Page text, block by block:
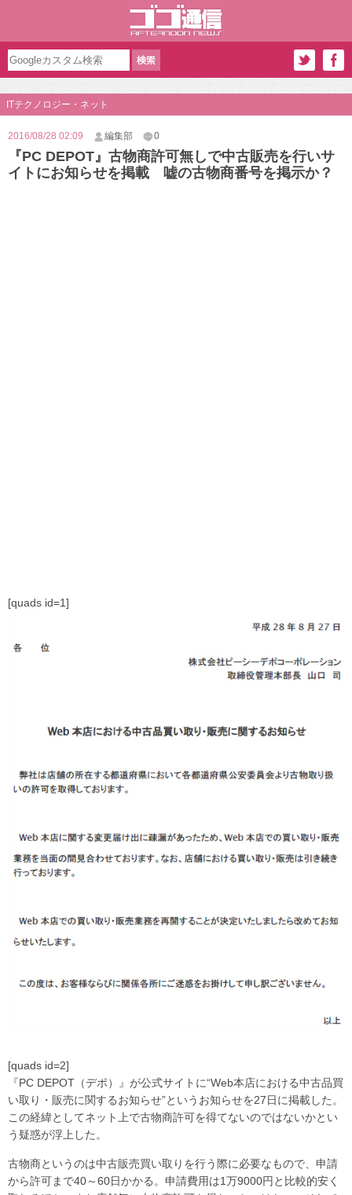
ITテクノロジー・ネット
2016/08/28 02:09 編集部 0
『PC DEPOT』古物商許可無しで中古販売を行いサ
イトにお知らせを掲載 嘘の古物商番号を掲示か？
[quads id=1]
[quads id=2]
『PC DEPOT（デポ）』が公式サイトに“Web本店における中古品買
い取り・販売に関するお知らせ”というお知らせを27日に掲載した。
この経緯としてネット上で古物商許可を得てないのではないかとい
う疑惑が浮上した。
古物商というのは中古販売買い取りを行う際に必要なもので、申請
から許可まで40～60日かかる。申請費用は1万9000円と比較的安く